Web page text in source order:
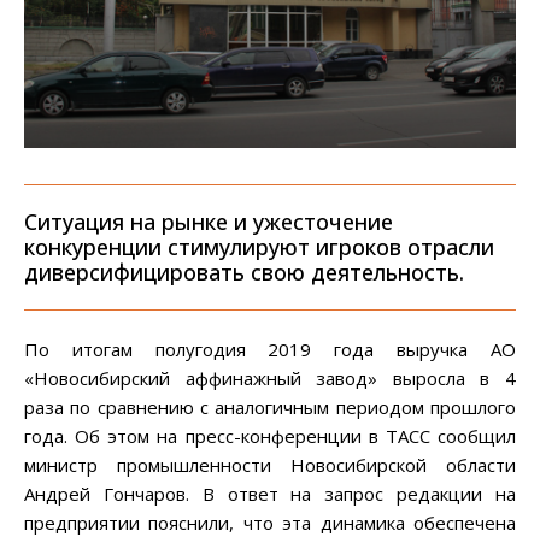
Ситуация на рынке и ужесточение
конкуренции стимулируют игроков отрасли
диверсифицировать свою деятельность.
По итогам полугодия 2019 года выручка АО
«Новосибирский аффинажный завод» выросла в 4
раза по сравнению с аналогичным периодом прошлого
года. Об этом на пресс-конференции в ТАСС сообщил
министр промышленности Новосибирской области
Андрей Гончаров. В ответ на запрос редакции на
предприятии пояснили, что эта динамика обеспечена